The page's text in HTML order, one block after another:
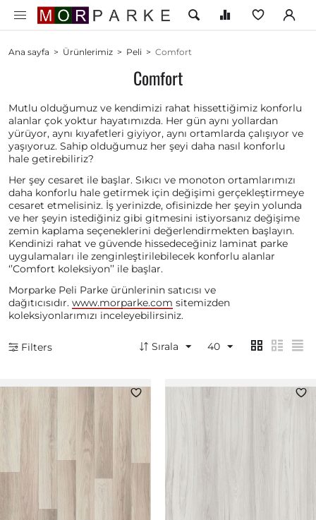
Ana sayfa > Ürünlerimiz > Peli > Comfort
Comfort
Mutlu olduğumuz ve kendimizi rahat hissettiğimiz konforlu
alanlar çok yoktur hayatımızda. Her gün aynı yollardan
yürüyor, aynı kıyafetleri giyiyor, aynı ortamlarda çalışıyor ve
yaşıyoruz. Sahip olduğumuz her şeyi daha nasıl konforlu
hale getirebiliriz?
Her şey cesaret ile başlar. Sıkıcı ve monoton ortamlarımızı
daha konforlu hale getirmek için değişimi gerçekleştirmeye
cesaret etmelisiniz. İş yerinizde, ofisinizde her şeyin yolunda
ve her şeyin istediğiniz gibi gitmesini istiyorsanız değişime
zemin kaplama seçeneklerini değerlendirmekten başlayın.
Kendinizi rahat ve güvende hissedeceğiniz laminat parke
uygulamaları ile zenginleştirilebilecek konforlu alanlar
‘’Comfort koleksiyon’’ ile başlar.
Morparke Peli Parke ürünlerinin satıcısı ve
dağıtıcısıdır. www.morparke.com sitemizden
koleksiyonlarımızı inceleyebilirsiniz.
Filters Sırala 40